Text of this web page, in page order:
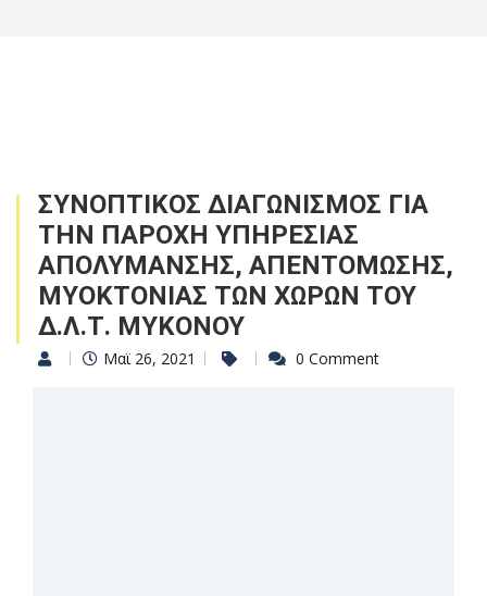
ΣΥΝΟΠΤΙΚΟΣ ΔΙΑΓΩΝΙΣΜΟΣ ΓΙΑ
ΤΗΝ ΠΑΡΟΧΗ ΥΠΗΡΕΣΙΑΣ
ΑΠΟΛΥΜΑΝΣΗΣ, ΑΠΕΝΤΟΜΩΣΗΣ,
ΜΥΟΚΤΟΝΙΑΣ ΤΩΝ ΧΩΡΩΝ ΤΟΥ
Δ.Λ.Τ. ΜΥΚΟΝΟΥ
Μαϊ 26, 2021 0 Comment